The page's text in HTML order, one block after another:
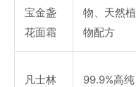
宝金盏
花面霜
物、天然植
物配方
凡士林
99.9%高纯